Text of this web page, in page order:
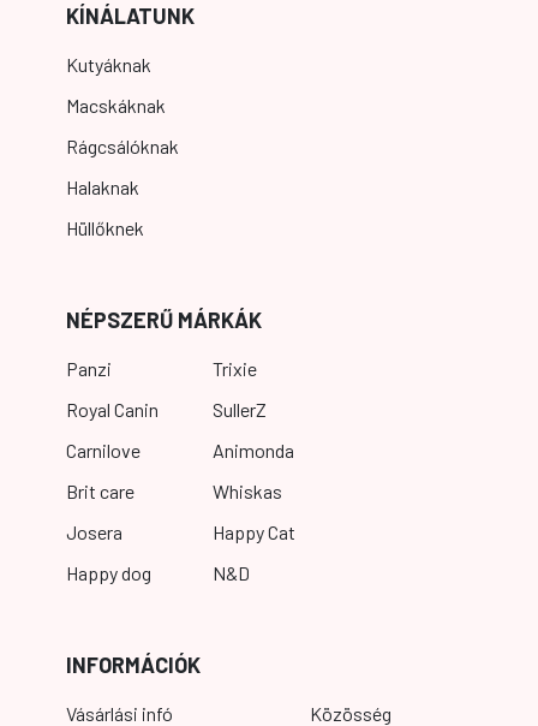
KÍNÁLATUNK
Kutyáknak
Macskáknak
Rágcsálóknak
Halaknak
Hüllőknek
NÉPSZERŰ MÁRKÁK
Panzi
Royal Canin
Carnilove
Brit care
Josera
Happy dog
Trixie
SullerZ
Animonda
Whiskas
Happy Cat
N&D
INFORMÁCIÓK
Vásárlási infó
Közösség